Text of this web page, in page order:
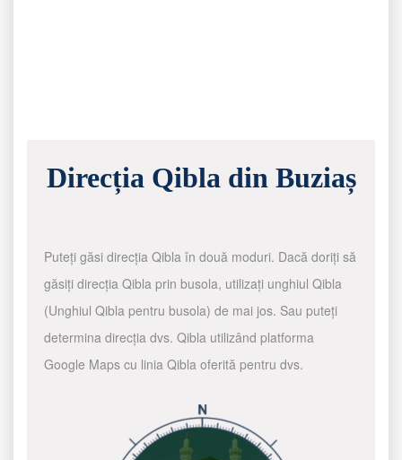
Direcția Qibla din Buziaș
Puteți găsi direcția Qibla în două moduri. Dacă doriți să
găsiți direcția Qibla prin busola, utilizați unghiul Qibla
(Unghiul Qibla pentru busola) de mai jos. Sau puteți
determina direcția dvs. Qibla utilizând platforma
Google Maps cu linia Qibla oferită pentru dvs.